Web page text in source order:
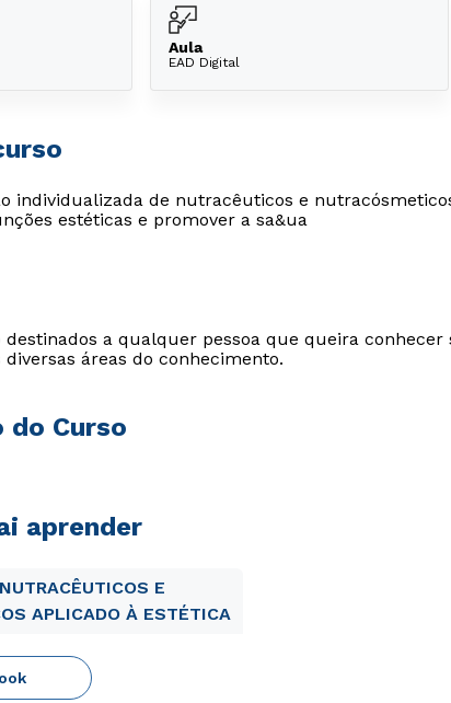
Aula
EAD Digital
individualizada de nutracêuticos e
estéticas e promover a sa&ua
destinados a qualquer pessoa que queira conhecer
áreas do conhecimento.
do Curso
aprender
E
APLICADO À ESTÉTICA